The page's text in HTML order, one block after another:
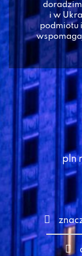
i w
podmiotu
pln